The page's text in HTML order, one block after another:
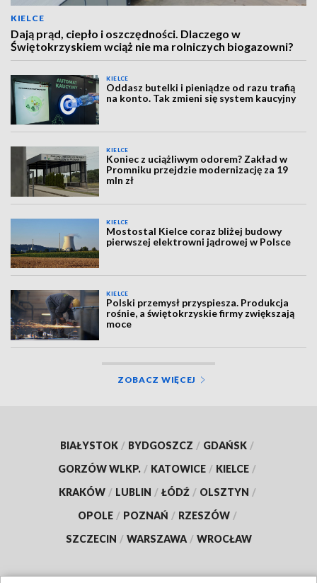
KIELCE
Dają prąd, ciepło i oszczędności. Dlaczego w
Świętokrzyskiem wciąż nie ma rolniczych biogazowni?
KIELCE
Oddasz butelki i pieniądze od razu trafią
na konto. Tak zmieni się system kaucyjny
KIELCE
Koniec z uciążliwym odorem? Zakład w
Promniku przejdzie modernizację za 19
mln zł
KIELCE
Mostostal Kielce coraz bliżej budowy
pierwszej elektrowni jądrowej w Polsce
KIELCE
Polski przemysł przyspiesza. Produkcja
rośnie, a świętokrzyskie firmy zwiększają
moce
ZOBACZ WIĘCEJ
BIAŁYSTOK / BYDGOSZCZ / GDAŃSK /
GORZÓW WLKP. / KATOWICE / KIELCE /
KRAKÓW / LUBLIN / ŁÓDŹ / OLSZTYN /
OPOLE / POZNAŃ / RZESZÓW /
SZCZECIN / WARSZAWA / WROCŁAW